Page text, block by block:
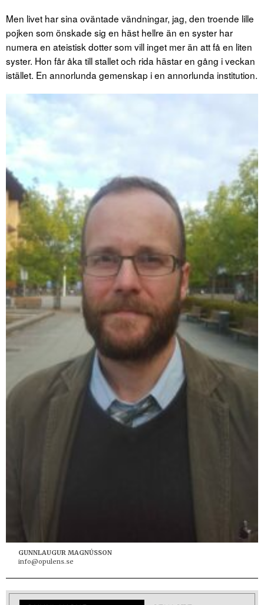
Men livet har sina oväntade vändningar, jag, den troende lille
pojken som önskade sig en häst hellre än en syster har
numera en ateistisk dotter som vill inget mer än att få en liten
syster. Hon får åka till stallet och rida hästar en gång i veckan
istället. En annorlunda gemenskap i en annorlunda institution.
GUNNLAUGUR MAGNÚSSON
info@opulens.se